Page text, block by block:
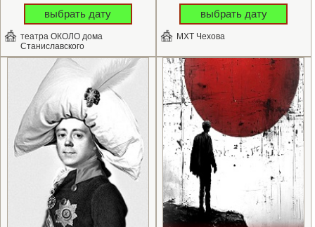
выбрать дату
театра ОКОЛО дома
Станиславского
выбрать дату
МХТ Чехова